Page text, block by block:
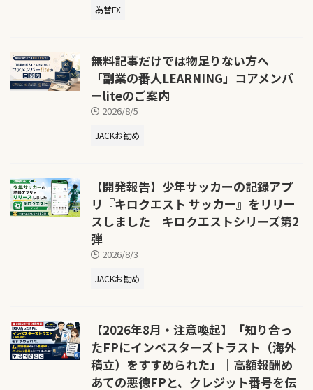
為替FX
無料記事だけでは物足りない方へ｜
「副業の番人LEARNING」コアメンバ
ーliteのご案内
2026/8/5
JACKお勧め
【開発報告】少年サッカーの記録アプ
リ『キロクエスト サッカー』をリリー
スしました｜キロクエストシリーズ第2
弾
2026/8/3
JACKお勧め
【2026年8月・注意喚起】「知り合っ
たFPにインベスターズトラスト（海外
積立）をすすめられた」｜高額報酬め
あての悪徳FPと、クレジット番号を伝